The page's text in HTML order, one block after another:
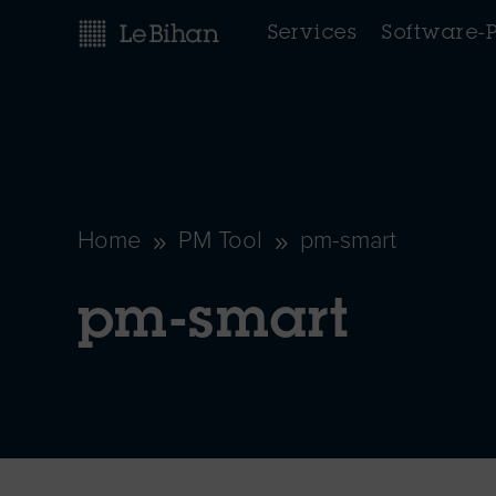
Services Software-
Home 9 PM Tool 9 pm-smart
pm-smart